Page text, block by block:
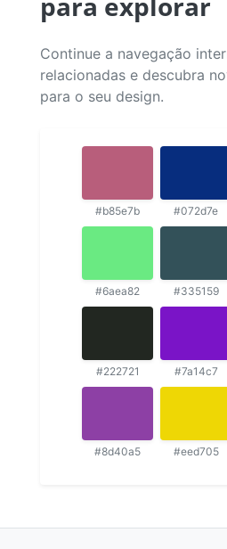
Continue a navegação
relacionadas e descubra
para o seu design.
#b85e7b #072d7e
#6aea82 #335159
#222721 #7a14c7
#8d40a5 #eed705